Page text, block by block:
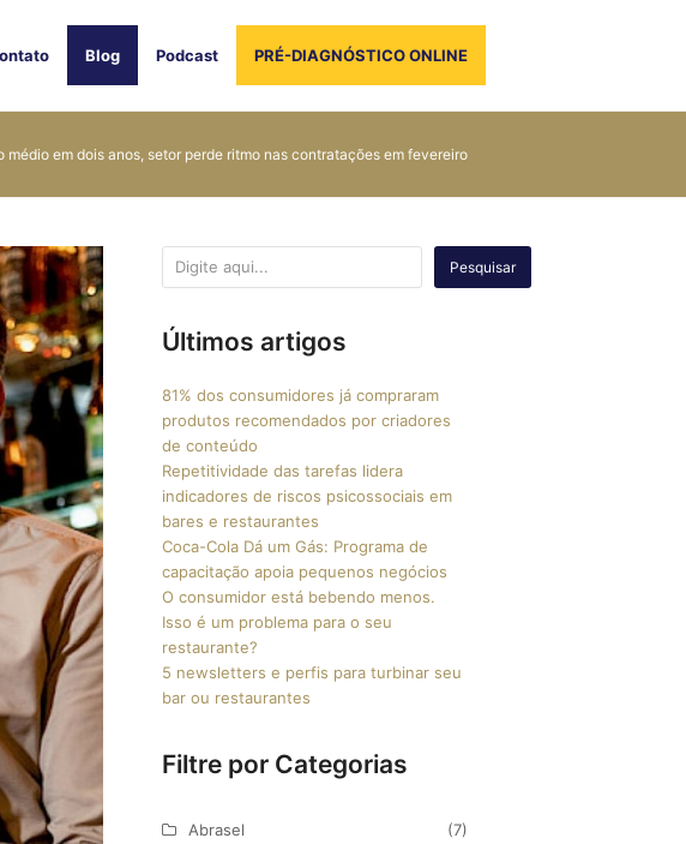
Blog Podcast PRÉ-DIAGNÓSTICO ONLINE
em dois anos, setor perde ritmo nas contratações em fevereiro
Pesquisar
Últimos artigos
81% dos consumidores já compraram
produtos recomendados por criadores
de conteúdo
Repetitividade das tarefas lidera
indicadores de riscos psicossociais em
bares e restaurantes
Coca-Cola Dá um Gás: Programa de
capacitação apoia pequenos negócios
O consumidor está bebendo menos.
Isso é um problema para o seu
restaurante?
5 newsletters e perfis para turbinar seu
bar ou restaurantes
Filtre por Categorias
Abrasel
(7)